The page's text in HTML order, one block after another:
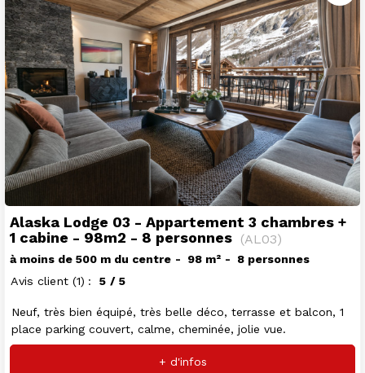
Alaska Lodge 03 - Appartement 3 chambres +
1 cabine - 98m2 - 8 personnes (AL03)
à moins de 500 m du centre 98 m²
8 personnes
Avis client (1) 5 / 5
Neuf, très bien équipé, très belle déco, terrasse et balcon, 1
place parking couvert, calme, cheminée, jolie vue.
+ d'infos